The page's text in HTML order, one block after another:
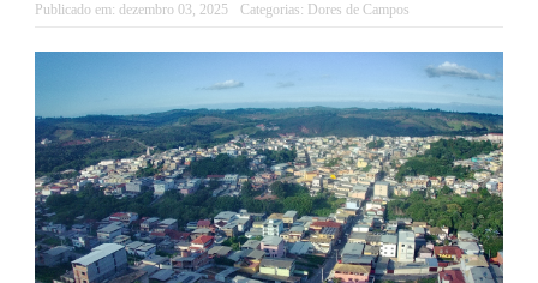
Publicado em: dezembro 03, 2025 Categorias: Dores de Campos